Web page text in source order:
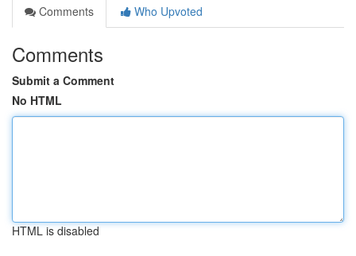
Comments
Who Upvoted
Comments
Submit a Comment
No HTML
HTML is disabled